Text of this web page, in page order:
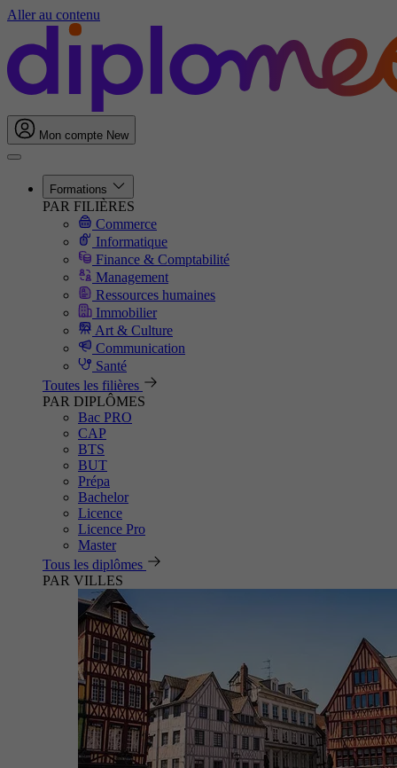
Aller au contenu
Mon compte New
Formations
PAR FILIÈRES
Commerce
Informatique
Finance & Comptabilité
Management
Ressources humaines
Immobilier
Art & Culture
Communication
Santé
Toutes les filières
PAR DIPLÔMES
Bac PRO
CAP
BTS
BUT
Prépa
Bachelor
Licence
Licence Pro
Master
Tous les diplômes
PAR VILLES